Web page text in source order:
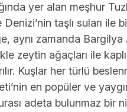
yer alan meşhur
taşlı suları
aynı zamanda Bargilya
zeytin ağaçları ile
Kuşlar her türlü
en popüler ve
adeta bulunmaz bir